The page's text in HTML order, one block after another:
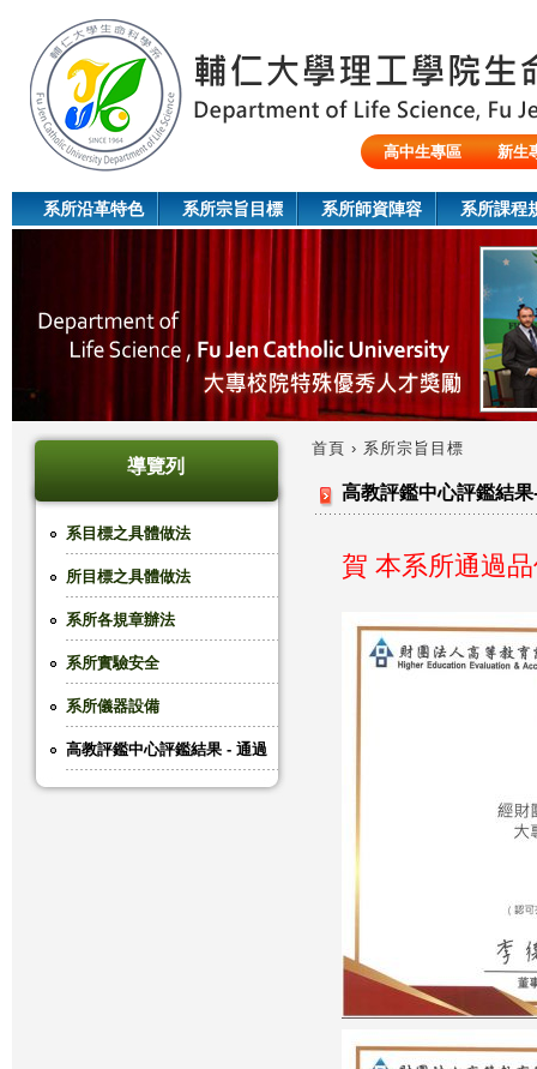
高中生專區
新生
系所沿革特色 系所宗旨目標 系所師資陣容 系所課程
導覽列
系目標之具體做法
所目標之具體做法
系所各規章辦法
系所實驗安全
系所儀器設備
高教評鑑中心評鑑結果 - 通過
您
首頁 › 系所宗旨目標
高教評鑑中心評鑑結
賀 本系所通過